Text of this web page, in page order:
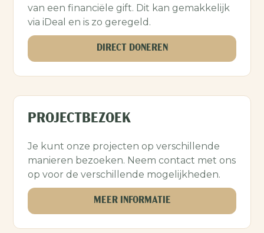
van een financiële gift. Dit kan gemakkelijk
via iDeal en is zo geregeld.
DIRECT DONEREN
PROJECTBEZOEK
Je kunt onze projecten op verschillende
manieren bezoeken. Neem contact met ons
op voor de verschillende mogelijkheden.
MEER INFORMATIE